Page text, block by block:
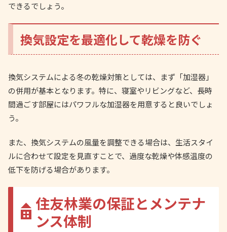
できるでしょう。
換気設定を最適化して乾燥を防ぐ
換気システムによる冬の乾燥対策としては、まず「加湿器」
の併用が基本となります。特に、寝室やリビングなど、長時
間過ごす部屋にはパワフルな加湿器を用意すると良いでしょ
う。
また、換気システムの風量を調整できる場合は、生活スタイ
ルに合わせて設定を見直すことで、過度な乾燥や体感温度の
低下を防げる場合があります。
住友林業の保証とメンテナ
ンス体制